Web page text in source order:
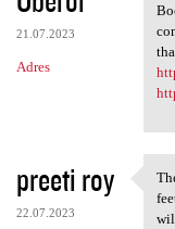
21.07.2023
Adres
preeti roy
22.07.2023